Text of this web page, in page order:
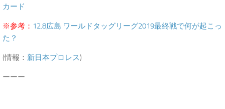
カード
※参考： 12.8広島 ワールドタッグリーグ2019最終戦で何が起こっ
た？
(情報： 新日本プロレス)
ーーー